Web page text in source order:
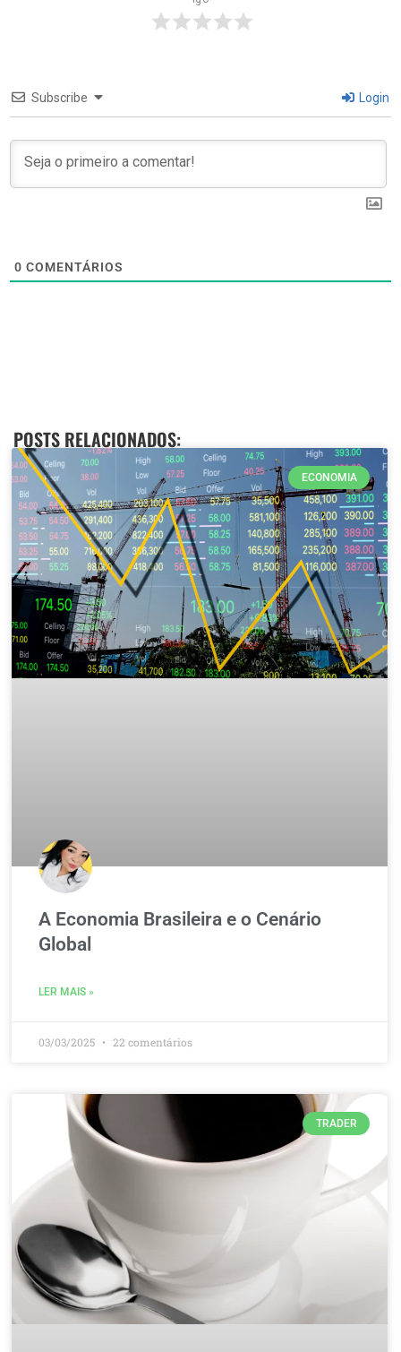
Subscribe Login
0 COMENTÁRIOS
POSTS RELACIONADOS:
ECONOMIA
A Economia Brasileira e o Cenário
Global
LER MAIS »
03/03/2025 22 comentários
TRADER